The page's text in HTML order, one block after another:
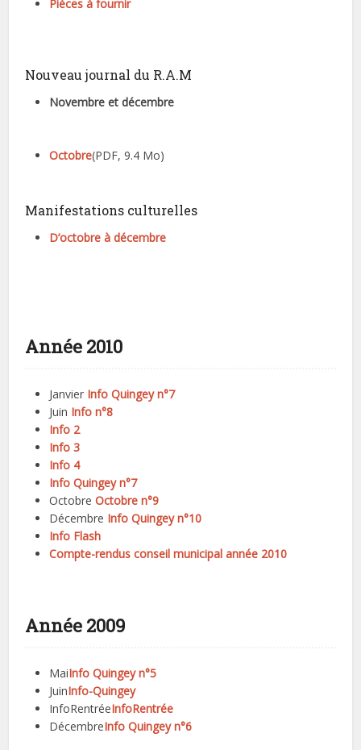
Pièces à fournir
Nouveau journal du R.A.M
Novembre et décembre
Octobre(PDF, 9.4 Mo)
Manifestations culturelles
D’octobre à décembre
Année 2010
Janvier Info Quingey n°7
Juin Info n°8
Info 2
Info 3
Info 4
Info Quingey n°7
OctobreOctobre n°9
Décembre Info Quingey n°10
Info Flash
Compte-rendus conseil municipal année 2010
Année 2009
MaiInfo Quingey n°5
JuinInfo-Quingey
InfoRentréeInfoRentrée
DécembreInfo Quingey n°6